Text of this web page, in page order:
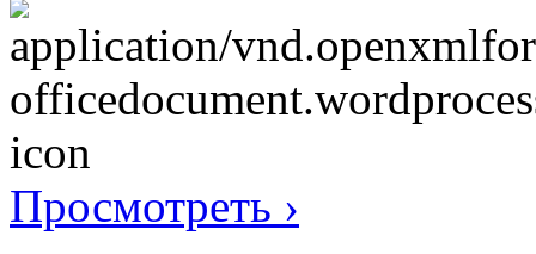
Просмотреть ›